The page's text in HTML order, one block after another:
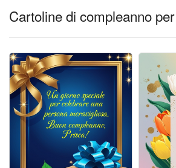
Cartoline giorni settimana
Cartoline musicali
Cartoline animate
Accedi
Cartoline di compleanno